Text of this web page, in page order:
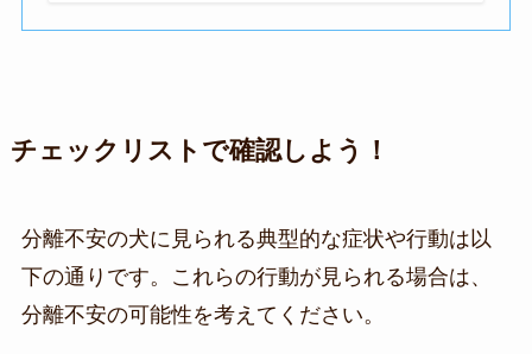
チェックリストで確認しよう！
分離不安の犬に見られる典型的な症状や行動は以
下の通りです。これらの行動が見られる場合は、
分離不安の可能性を考えてください。